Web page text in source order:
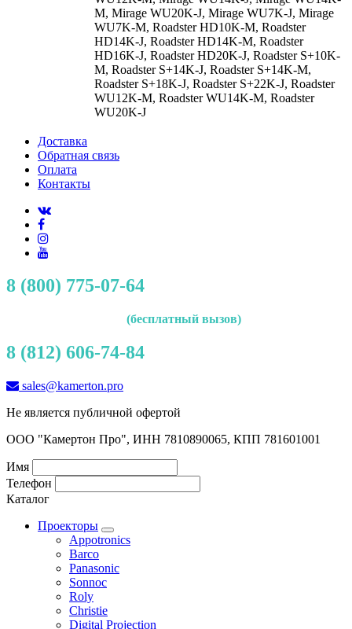
M, Mirage WU20K-J, Mirage WU7K-J, Mirage
WU7K-M, Roadster HD10K-M, Roadster
HD14K-J, Roadster HD14K-M, Roadster
HD16K-J, Roadster HD20K-J, Roadster S+10K-
M, Roadster S+14K-J, Roadster S+14K-M,
Roadster S+18K-J, Roadster S+22K-J, Roadster
WU12K-M, Roadster WU14K-M, Roadster
WU20K-J
Доставка
Обратная связь
Оплата
Контакты
8 (800) 775-07-64
(бесплатный вызов)
8 (812) 606-74-84
sales@kamerton.pro
Не является публичной офертой
ООО "Камертон Про", ИНН 7810890065, КПП 781601001
Имя
Телефон
Каталог
Проекторы
Appotronics
Barco
Panasonic
Sonnoc
Roly
Christie
Digital Projection